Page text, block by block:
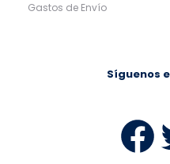
Gastos de Envío
Síguenos